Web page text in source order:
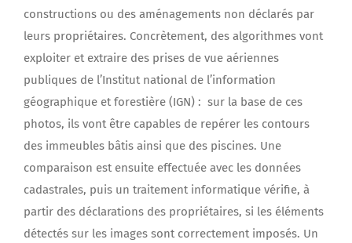
constructions ou des aménagements non déclarés par
leurs propriétaires. Concrètement, des algorithmes vont
exploiter et extraire des prises de vue aériennes
publiques de l’Institut national de l’information
géographique et forestière (IGN) : sur la base de ces
photos, ils vont être capables de repérer les contours
des immeubles bâtis ainsi que des piscines. Une
comparaison est ensuite effectuée avec les données
cadastrales, puis un traitement informatique vérifie, à
partir des déclarations des propriétaires, si les éléments
détectés sur les images sont correctement imposés. Un